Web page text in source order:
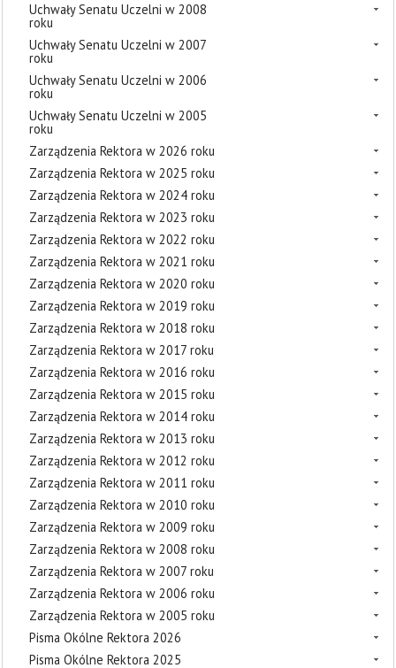
Uchwały Senatu Uczelni w 2008
roku
Uchwały Senatu Uczelni w 2007
roku
Uchwały Senatu Uczelni w 2006
roku
Uchwały Senatu Uczelni w 2005
roku
Zarządzenia Rektora w 2026 roku
Zarządzenia Rektora w 2025 roku
Zarządzenia Rektora w 2024 roku
Zarządzenia Rektora w 2023 roku
Zarządzenia Rektora w 2022 roku
Zarządzenia Rektora w 2021 roku
Zarządzenia Rektora w 2020 roku
Zarządzenia Rektora w 2019 roku
Zarządzenia Rektora w 2018 roku
Zarządzenia Rektora w 2017 roku
Zarządzenia Rektora w 2016 roku
Zarządzenia Rektora w 2015 roku
Zarządzenia Rektora w 2014 roku
Zarządzenia Rektora w 2013 roku
Zarządzenia Rektora w 2012 roku
Zarządzenia Rektora w 2011 roku
Zarządzenia Rektora w 2010 roku
Zarządzenia Rektora w 2009 roku
Zarządzenia Rektora w 2008 roku
Zarządzenia Rektora w 2007 roku
Zarządzenia Rektora w 2006 roku
Zarządzenia Rektora w 2005 roku
Pisma Okólne Rektora 2026
Pisma Okólne Rektora 2025